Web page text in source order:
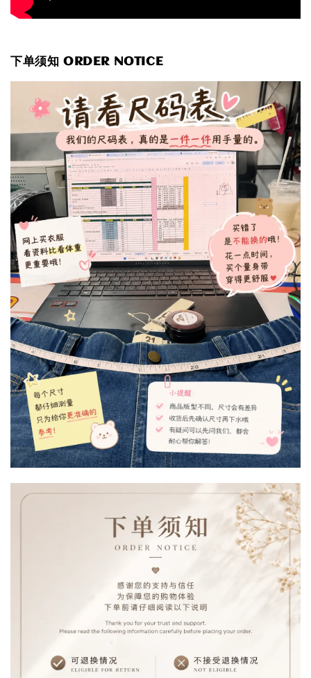
下单须知 ORDER NOTICE